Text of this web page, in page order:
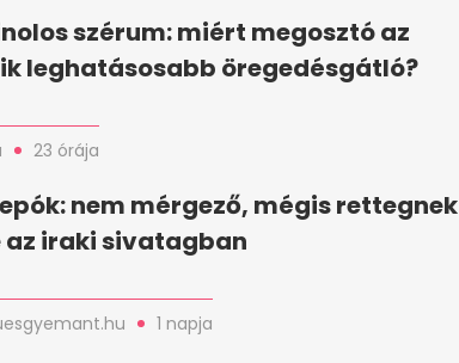
szérum: miért megosztó az
leghatásosabb öregedésgátló?
23 órája
nem mérgező, mégis rettegnek
az iraki sivatagban
1 napja